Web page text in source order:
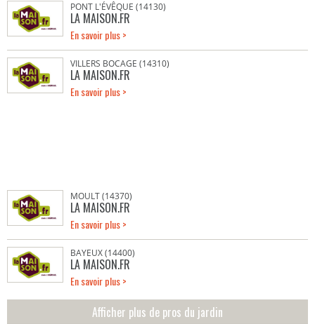
PONT L'ÉVÊQUE (14130)
LA MAISON.FR
En savoir plus >
VILLERS BOCAGE (14310)
LA MAISON.FR
En savoir plus >
MOULT (14370)
LA MAISON.FR
En savoir plus >
BAYEUX (14400)
LA MAISON.FR
En savoir plus >
Afficher plus de pros du jardin